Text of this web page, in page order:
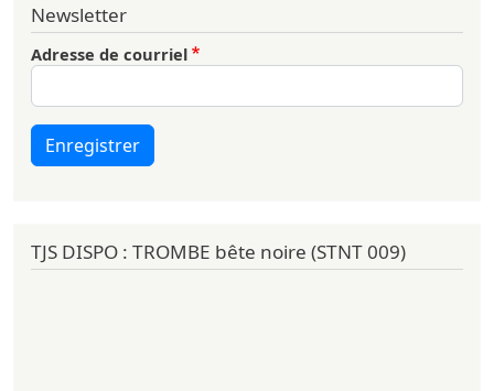
Newsletter
Adresse de courriel
Enregistrer
TJS DISPO : TROMBE bête noire (STNT 009)